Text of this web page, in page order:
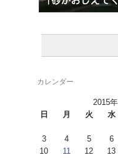
カレンダー
2015
日
月 火 水
3
4 5 6
10
11 12 13